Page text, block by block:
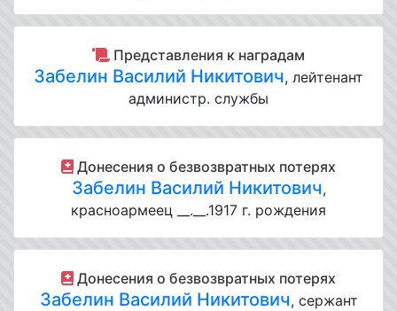
Представления к наградам
Забелин Василий Никитович, лейтенант
администр. службы
Донесения о безвозвратных потерях
Забелин Василий Никитович,
красноармеец __.__.1917 г. рождения
Донесения о безвозвратных потерях
Забелин Василий Никитович, сержант